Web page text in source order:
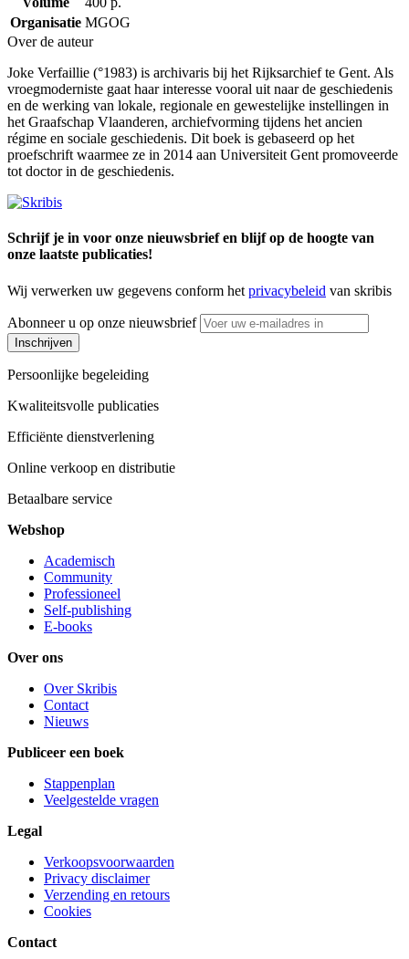
Organisatie MGOG
Over de auteur
Joke Verfaillie (°1983) is archivaris bij het Rijksarchief te Gent. Als
vroegmoderniste gaat haar interesse vooral uit naar de geschiedenis
en de werking van lokale, regionale en gewestelijke instellingen in
het Graafschap Vlaanderen, archiefvorming tijdens het ancien
régime en sociale geschiedenis. Dit boek is gebaseerd op het
proefschrift waarmee ze in 2014 aan Universiteit Gent promoveerde
tot doctor in de geschiedenis.
Schrijf je in voor onze nieuwsbrief en blijf op de hoogte van
onze laatste publicaties!
Wij verwerken uw gegevens conform het privacybeleid van skribis
Abonneer u op onze nieuwsbrief
Inschrijven
Persoonlijke begeleiding
Kwaliteitsvolle publicaties
Efficiënte dienstverlening
Online verkoop en distributie
Betaalbare service
Webshop
Academisch
Community
Professioneel
Self-publishing
E-books
Over ons
Over Skribis
Contact
Nieuws
Publiceer een boek
Stappenplan
Veelgestelde vragen
Legal
Verkoopsvoorwaarden
Privacy disclaimer
Verzending en retours
Cookies
Contact